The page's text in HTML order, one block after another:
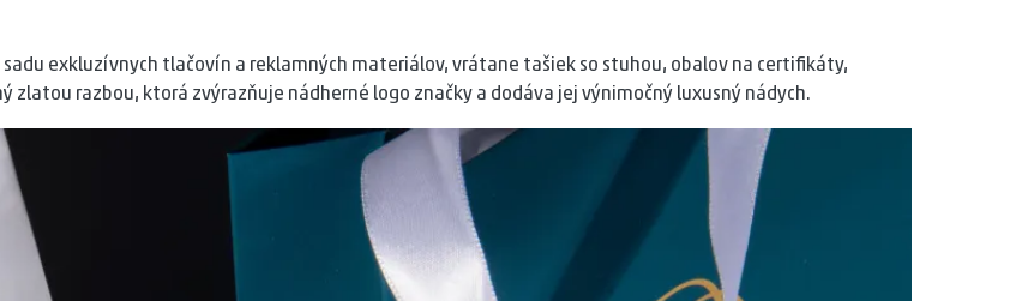
lakom
exkluzívnych tlačovín a reklamných materiálov, vrátane tašiek so stuhou, obalov na certifikáty,
zlatou razbou, ktorá zvýrazňuje nádherné logo značky a dodáva jej výnimočný luxusný nádych.